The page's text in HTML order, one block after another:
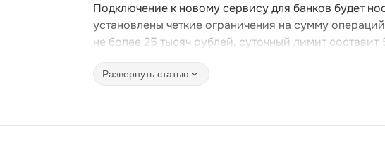
Подключение к новому сервису для банков будет
установлены четкие ограничения на сумму
не более 25 тысяч рублей, суточный лимит
Развернуть статью